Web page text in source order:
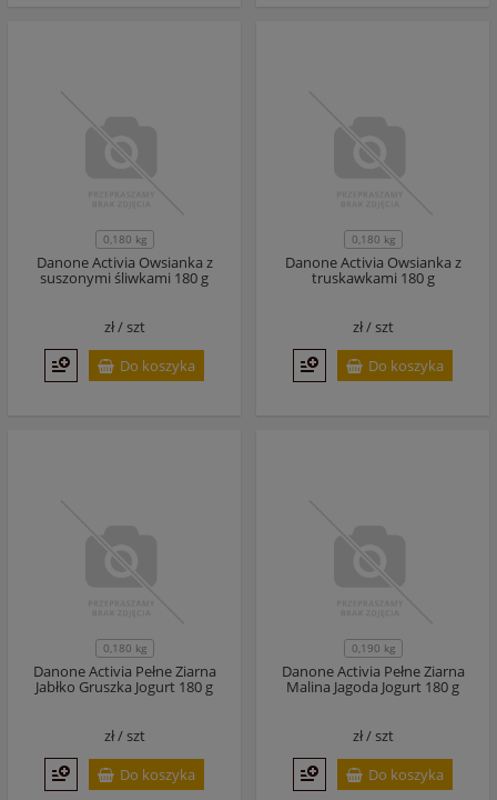
0,180 kg
Danone Activia Owsianka z
suszonymi śliwkami 180 g
zł /szt
Do koszyka
0,180 kg
Danone Activia Owsianka z
truskawkami 180 g
zł /szt
Do koszyka
0,180 kg
Danone Activia Pełne Ziarna
Jabłko Gruszka Jogurt 180 g
zł /szt
Do koszyka
0,190 kg
Danone Activia Pełne Ziarna
Malina Jagoda Jogurt 180 g
zł /szt
Do koszyka